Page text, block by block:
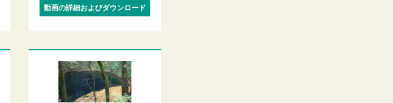
動画の詳細およびダウンロード